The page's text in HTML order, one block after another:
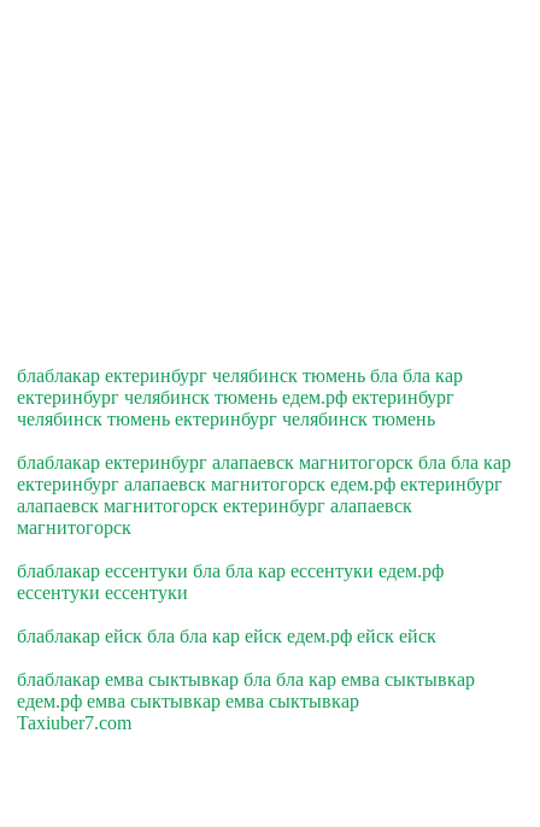
блаблакар ектеринбург челябинск тюмень бла бла кар
ектеринбург челябинск тюмень едем.рф ектеринбург
челябинск тюмень ектеринбург челябинск тюмень
блаблакар ектеринбург алапаевск магнитогорск бла бла кар
ектеринбург алапаевск магнитогорск едем.рф ектеринбург
алапаевск магнитогорск ектеринбург алапаевск
магнитогорск
блаблакар ессентуки бла бла кар ессентуки едем.рф
ессентуки ессентуки
блаблакар ейск бла бла кар ейск едем.рф ейск ейск
блаблакар емва сыктывкар бла бла кар емва сыктывкар
едем.рф емва сыктывкар емва сыктывкар
Taxiuber7.com